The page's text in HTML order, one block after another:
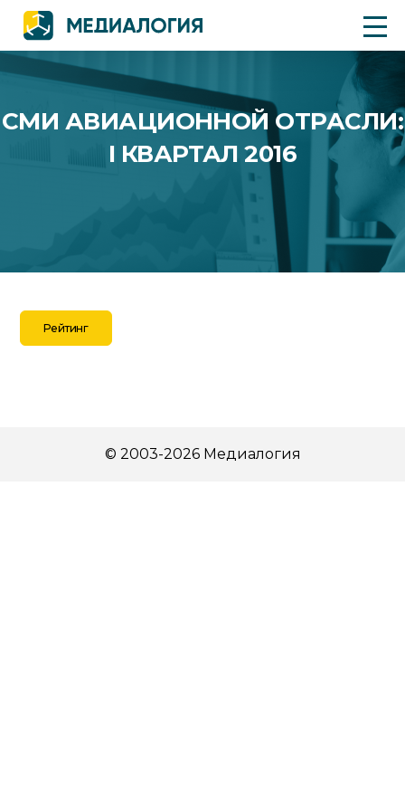
СМИ АВИАЦИОННОЙ ОТРАСЛИ:
I КВАРТАЛ 2016
Рейтинг
© 2003-2026 Медиалогия